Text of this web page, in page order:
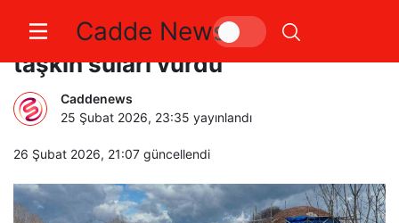
Cadde News
Tarihi Evliya Kasım Paşa Camii’ni
taşkın suları vurdu
Caddenews
25 Şubat 2026, 23:35 yayınlandı
26 Şubat 2026, 21:07 güncellendi